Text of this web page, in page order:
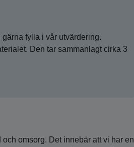
fylla i vår utvärdering.
Den tar sammanlagt cirka 3
omsorg. Det innebär att vi har en